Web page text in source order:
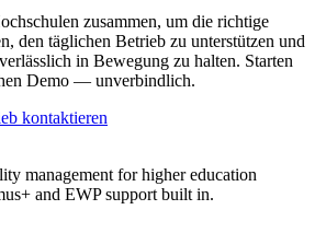
zusammen, um die richtige
den täglichen Betrieb zu unterstützen und
in Bewegung zu halten. Starten
Demo — unverbindlich.
kontaktieren
management for higher education
and EWP support built in.